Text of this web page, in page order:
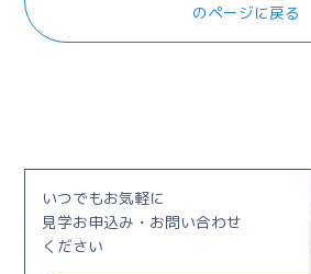
のページに戻る
いつでもお気軽に
見学お申込み・お問い合わせ
ください